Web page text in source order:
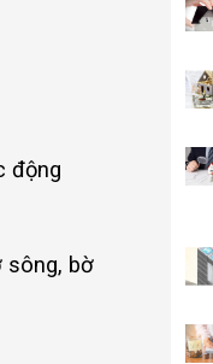
động
sông, bờ